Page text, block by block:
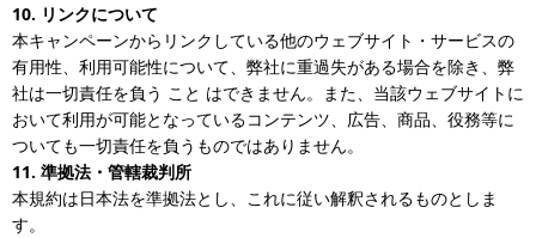
10. リンクについて
本キャンペーンからリンクしている他のウェブサイト・サービスの
有用性、利用可能性について、弊社に重過失がある場合を除き、弊
社は一切責任を負う こと はできません。また、当該ウェブサイトに
おいて利用が可能となっているコンテンツ、広告、商品、役務等に
ついても一切責任を負うものではありません。
11. 準拠法・管轄裁判所
本規約は日本法を準拠法とし、これに従い解釈されるものとしま
す。